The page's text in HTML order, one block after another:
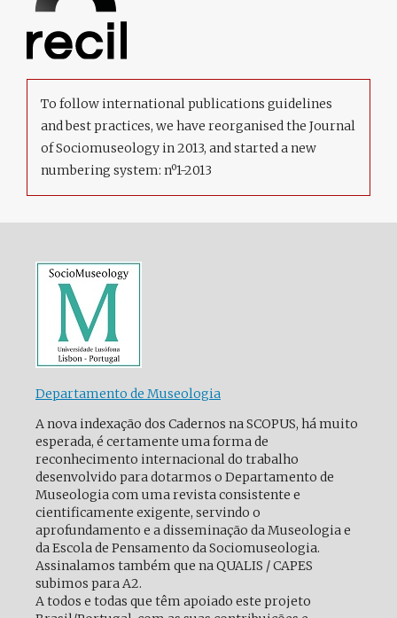
To follow international publications guidelines
and best practices, we have reorganised the Journal
of Sociomuseology in 2013, and started a new
numbering system: nº1-2013
Departamento de Museologia
A nova indexação dos Cadernos na SCOPUS, há muito
esperada, é certamente uma forma de
reconhecimento internacional do trabalho
desenvolvido para dotarmos o Departamento de
Museologia com uma revista consistente e
cientificamente exigente, servindo o
aprofundamento e a disseminação da Museologia e
da Escola de Pensamento da Sociomuseologia.
Assinalamos também que na QUALIS / CAPES
subimos para A2.
A todos e todas que têm apoiado este projeto